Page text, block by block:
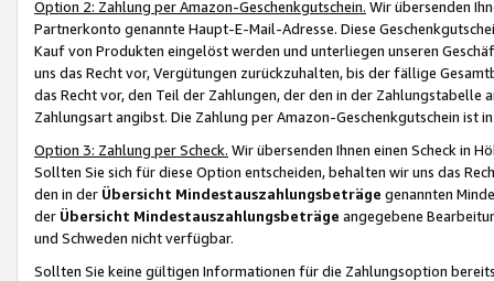
Option 2: Zahlung per Amazon-Geschenkgutschein. Wir übersenden
Partnerkonto genannte Haupt-E-Mail-Adresse. Diese
Kauf von Produkten eingelöst werden und unterliegen unseren
uns das Recht vor, Vergütungen zurückzuhalten, bis der fällige
das Recht vor, den Teil der Zahlungen, der den in der
Zahlungsart angibst. Die Zahlung per Amazon-Geschenkgutschein ist
Option 3: Zahlung per Scheck. Wir übersenden Ihnen einen Scheck in
Sollten Sie sich für diese Option entscheiden, behalten wir uns das
den in der Übersicht Mindestauszahlungsbeträge genannten
der Übersicht Mindestauszahlungsbeträge angegebene
und Schweden nicht verfügbar.
Sollten Sie keine gültigen Informationen für die Zahlungsoption